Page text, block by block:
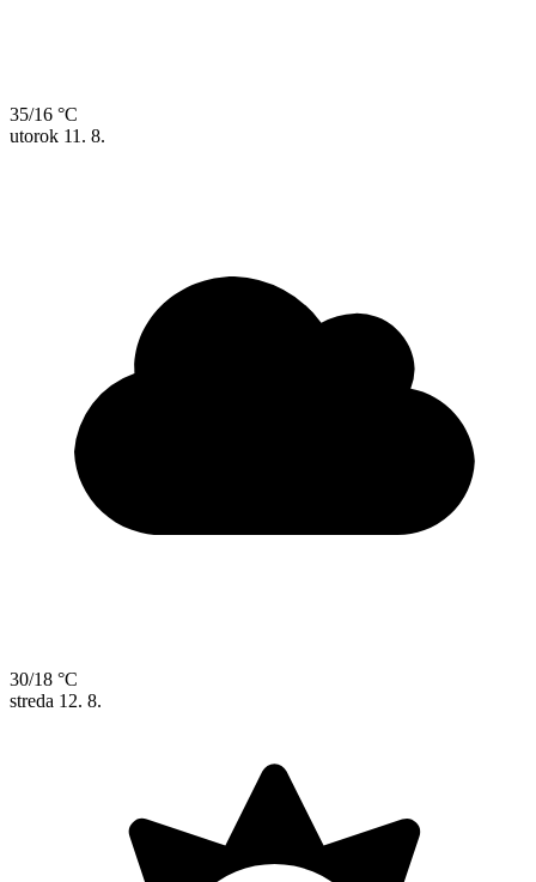
35/16 °C
utorok 11. 8.
30/18 °C
streda 12. 8.